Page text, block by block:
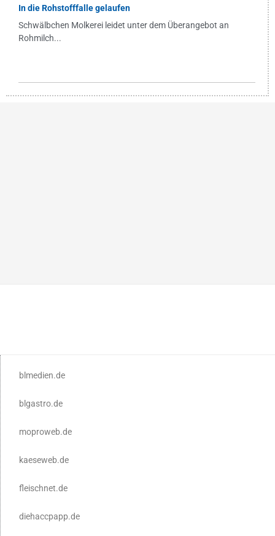
In die Rohstofffalle gelaufen
Schwälbchen Molkerei leidet unter dem Überangebot an
Rohmilch...
blmedien.de
blgastro.de
moproweb.de
kaeseweb.de
fleischnet.de
diehaccpapp.de